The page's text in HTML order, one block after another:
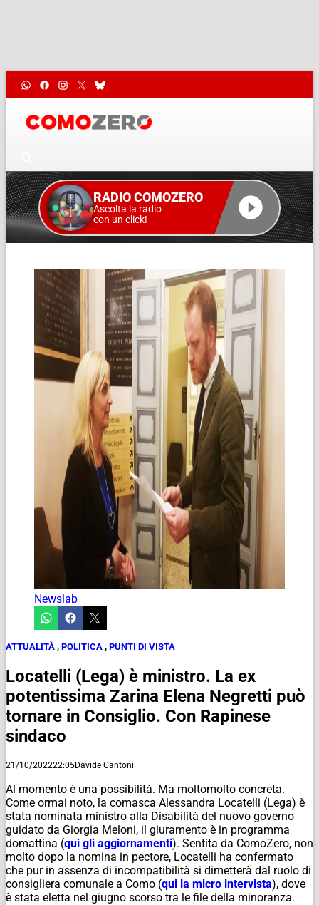
RADIO COMOZERO
Ascolta la radio
con un click!
Newslab
ATTUALITÀ , POLITICA , PUNTI DI VISTA
Locatelli (Lega) è ministro. La ex
potentissima Zarina Elena Negretti può
tornare in Consiglio. Con Rapinese
sindaco
21/10/202222:05Davide Cantoni
Al momento è una possibilità. Ma moltomolto concreta.
Come ormai noto, la comasca Alessandra Locatelli (Lega) è
stata nominata ministro alla Disabilità del nuovo governo
guidato da Giorgia Meloni, il giuramento è in programma
domattina (qui gli aggiornamenti). Sentita da ComoZero, non
molto dopo la nomina in pectore, Locatelli ha confermato
che pur in assenza di incompatibilità si dimetterà dal ruolo di
consigliera comunale a Como (qui la micro intervista), dove
è stata eletta nel giugno scorso tra le file della minoranza.